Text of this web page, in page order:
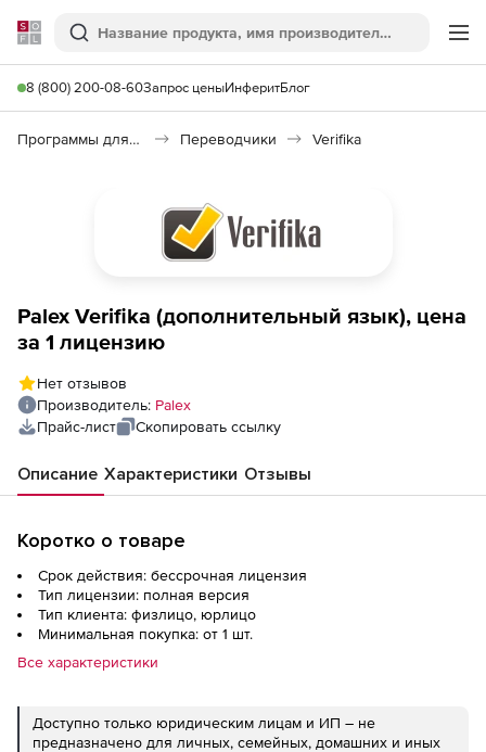
Softline
Поиск
8 (800) 200-08-60Запрос ценыИнферитБлог
Программы для работы с текстом Переводчики Verifika
Palex Verifika (дополнительный язык), цена
за 1 лицензию
Нет отзывов
Производитель: Palex
Прайс-лист
Скопировать ссылку
Описание Характеристики Отзывы
Коротко о товаре
Срок действия: бессрочная лицензия
Тип лицензии: полная версия
Тип клиента: физлицо, юрлицо
Минимальная покупка: от 1 шт.
Все характеристики
Доступно только юридическим лицам и ИП – не
предназначено для личных, семейных, домашних и иных